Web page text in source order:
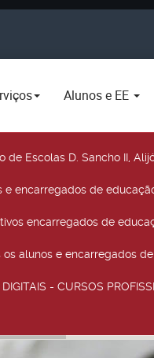
Alunos e EE
de Escolas D. Sancho II,
e encarregados de
encarregados de
os alunos e encarregados
DIGITAIS - CURSOS